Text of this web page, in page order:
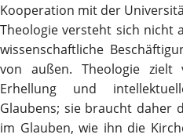
Kooperation mit der
Theologie versteht sich nicht
wissenschaftliche
von außen. Theologie
Erhellung und
Glaubens; sie braucht daher
im Glauben, wie ihn die